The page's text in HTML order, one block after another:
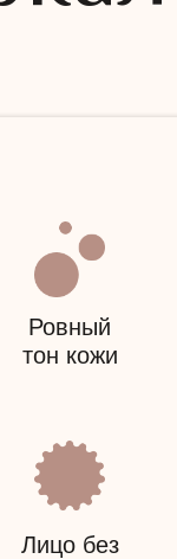
Ровный
тон кожи
Лицо без